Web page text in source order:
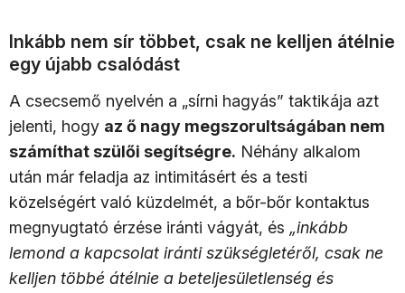
Inkább nem sír többet, csak ne kelljen átélnie
egy újabb csalódást
A csecsemő nyelvén a „sírni hagyás” taktikája azt
jelenti, hogy az ő nagy megszorultságában nem
számíthat szülői segítségre. Néhány alkalom
után már feladja az intimitásért és a testi
közelségért való küzdelmét, a bőr-bőr kontaktus
megnyugtató érzése iránti vágyát, és „inkább
lemond a kapcsolat iránti szükségletéről, csak ne
kelljen többé átélnie a beteljesületlenség és